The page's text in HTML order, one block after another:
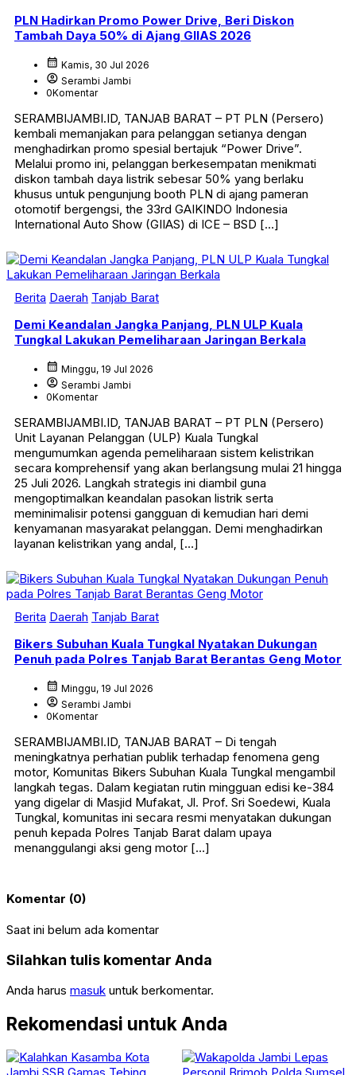
PLN Hadirkan Promo Power Drive, Beri Diskon
Tambah Daya 50% di Ajang GIIAS 2026
calendar_month Kamis, 30 Jul 2026
account_circle Serambi Jambi
0Komentar
SERAMBIJAMBI.ID, TANJAB BARAT – PT PLN (Persero)
kembali memanjakan para pelanggan setianya dengan
menghadirkan promo spesial bertajuk “Power Drive”.
Melalui promo ini, pelanggan berkesempatan menikmati
diskon tambah daya listrik sebesar 50% yang berlaku
khusus untuk pengunjung booth PLN di ajang pameran
otomotif bergengsi, the 33rd GAIKINDO Indonesia
International Auto Show (GIIAS) di ICE – BSD […]
Berita Daerah Tanjab Barat
Demi Keandalan Jangka Panjang, PLN ULP Kuala
Tungkal Lakukan Pemeliharaan Jaringan Berkala
calendar_month Minggu, 19 Jul 2026
account_circle Serambi Jambi
0Komentar
SERAMBIJAMBI.ID, TANJAB BARAT – PT PLN (Persero)
Unit Layanan Pelanggan (ULP) Kuala Tungkal
mengumumkan agenda pemeliharaan sistem kelistrikan
secara komprehensif yang akan berlangsung mulai 21 hingga
25 Juli 2026. Langkah strategis ini diambil guna
mengoptimalkan keandalan pasokan listrik serta
meminimalisir potensi gangguan di kemudian hari demi
kenyamanan masyarakat pelanggan. Demi menghadirkan
layanan kelistrikan yang andal, […]
Berita Daerah Tanjab Barat
Bikers Subuhan Kuala Tungkal Nyatakan Dukungan
Penuh pada Polres Tanjab Barat Berantas Geng Motor
calendar_month Minggu, 19 Jul 2026
account_circle Serambi Jambi
0Komentar
SERAMBIJAMBI.ID, TANJAB BARAT – Di tengah
meningkatnya perhatian publik terhadap fenomena geng
motor, Komunitas Bikers Subuhan Kuala Tungkal mengambil
langkah tegas. Dalam kegiatan rutin mingguan edisi ke-384
yang digelar di Masjid Mufakat, Jl. Prof. Sri Soedewi, Kuala
Tungkal, komunitas ini secara resmi menyatakan dukungan
penuh kepada Polres Tanjab Barat dalam upaya
menanggulangi aksi geng motor […]
Komentar (0)
Saat ini belum ada komentar
Silahkan tulis komentar Anda
Anda harus masuk untuk berkomentar.
Rekomendasi untuk Anda